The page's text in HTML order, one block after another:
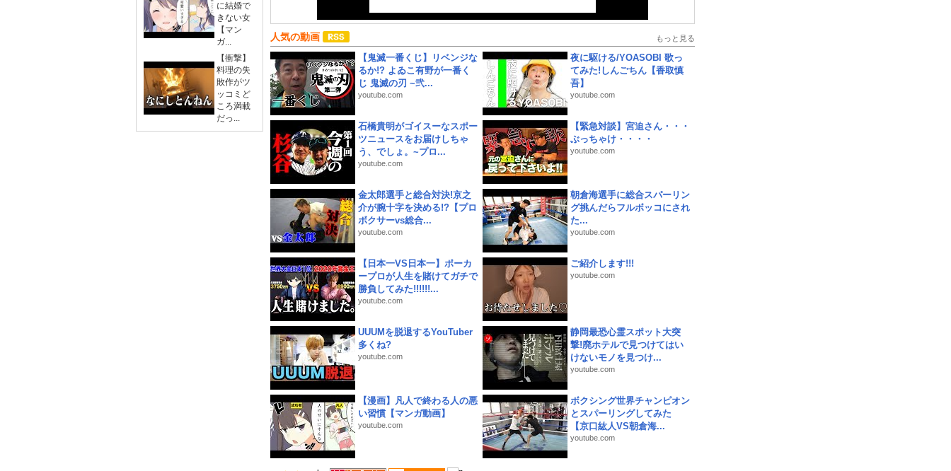
に結婚で
きない女
【マン
ガ...
【衝撃】
料理の失
敗作がツ
ッコミど
ころ満載
だっ...
人気の動画 もっと見る
【鬼滅一番くじ】リベンジな
るか!? よゐこ有野が一番く
じ 鬼滅の刃 ~弐...
youtube.com
夜に駆ける/YOASOBI 歌っ
てみた!しんごちん【香取慎
吾】
youtube.com
石橋貴明がゴイスーなスポー
ツニュースをお届けしちゃ
う、でしょ。~プロ...
youtube.com
【緊急対談】宮迫さん・・・
ぶっちゃけ・・・・
youtube.com
金太郎選手と総合対決!京之
介が腕十字を決める!?【プロ
ボクサーvs総合...
youtube.com
朝倉海選手に総合スパーリン
グ挑んだらフルボッコにされ
た...
youtube.com
【日本一VS日本一】ポーカ
ープロが人生を賭けてガチで
勝負してみた!!!!!!...
youtube.com
ご紹介します!!!
youtube.com
UUUMを脱退するYouTuber
多くね?
youtube.com
静岡最恐心霊スポット大突
撃!廃ホテルで見つけてはい
けないモノを見つけ...
youtube.com
【漫画】凡人で終わる人の悪
い習慣【マンガ動画】
youtube.com
ボクシング世界チャンピオン
とスパーリングしてみた
【京口紘人VS朝倉海...
youtube.com